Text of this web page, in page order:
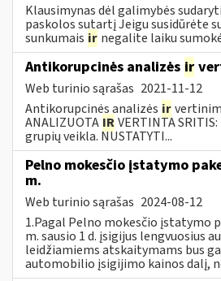
Klausimynas dėl galimybės
paskolos sutartį Jeigu susidūrėte
sunkumais ir negalite laiku
Antikorupcinės analizės ir
Web turinio sąrašas 2021-11-12
Antikorupcinės analizės ir
ANALIZUOTA IRVERTINTA
grupių veikla. NUSTATYTI...
Pelno mokesčio įstatymo
m.
Web turinio sąrašas 2024-08-12
1.Pagal Pelno mokesčio įstatymo
m. sausio 1 d. įsigijus lengvuosius
leidžiamiems atskaitymams bus
automobilio įsigijimo kainos dalį,